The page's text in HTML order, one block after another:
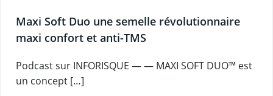
Maxi Soft Duo une semelle révolutionnaire
maxi confort et anti-TMS
Podcast sur INFORISQUE — — MAXI SOFT DUO™ est
un concept […]